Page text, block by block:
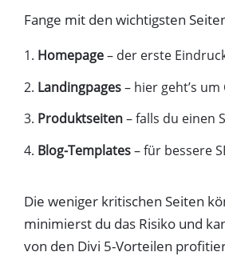
Fange mit den wichtigsten
Homepage– der erste
Landingpages– hier geht’s
Produktseiten– falls du einen
Blog-Templates– für bessere
Die weniger kritischen Seiten
minimierst du das Risiko und
von den Divi 5-Vorteilen